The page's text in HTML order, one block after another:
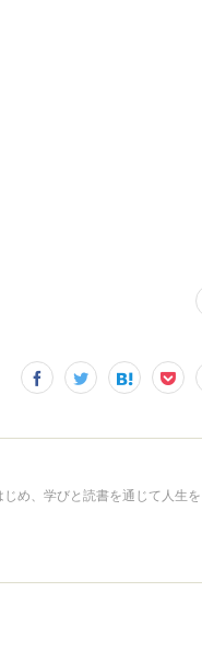
め、学びと読書を通じて人生を